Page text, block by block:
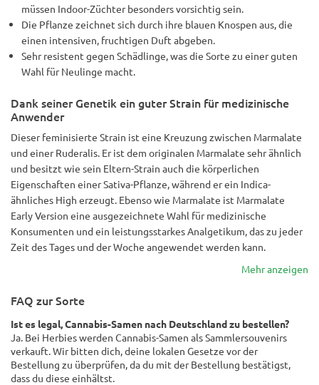
müssen Indoor-Züchter besonders vorsichtig sein.
Die Pflanze zeichnet sich durch ihre blauen Knospen aus, die
einen intensiven, fruchtigen Duft abgeben.
Sehr resistent gegen Schädlinge, was die Sorte zu einer guten
Wahl für Neulinge macht.
Dank seiner Genetik ein guter Strain für medizinische
Anwender
Dieser feminisierte Strain ist eine Kreuzung zwischen Marmalate
und einer Ruderalis. Er ist dem originalen Marmalate sehr ähnlich
und besitzt wie sein Eltern-Strain auch die körperlichen
Eigenschaften einer Sativa-Pflanze, während er ein Indica-
ähnliches High erzeugt. Ebenso wie Marmalate ist Marmalate
Early Version eine ausgezeichnete Wahl für medizinische
Konsumenten und ein leistungsstarkes Analgetikum, das zu jeder
Zeit des Tages und der Woche angewendet werden kann.
Mehr anzeigen
FAQ zur Sorte
Ist es legal, Cannabis-Samen nach Deutschland zu bestellen?
Ja. Bei Herbies werden Cannabis-Samen als Sammlersouvenirs
verkauft. Wir bitten dich, deine lokalen Gesetze vor der
Bestellung zu überprüfen, da du mit der Bestellung bestätigst,
dass du diese einhältst.